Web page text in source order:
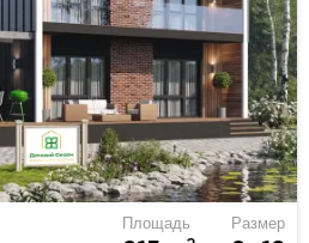
Площадь Размер